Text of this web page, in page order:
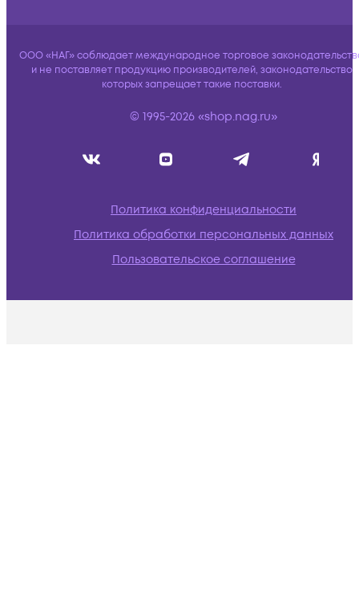
ООО «НАГ» соблюдает международное торговое
и не поставляет продукцию производителей, законодательство
которых запрещает такие поставки.
© 1995-2026 «shop.nag.ru»
Политика конфиденциальности
Политика обработки персональных данных
Пользовательское соглашение